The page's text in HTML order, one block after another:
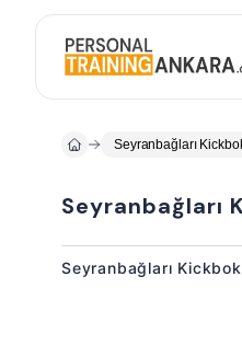
Seyranbağları
Seyranbağları
Seyranbağları